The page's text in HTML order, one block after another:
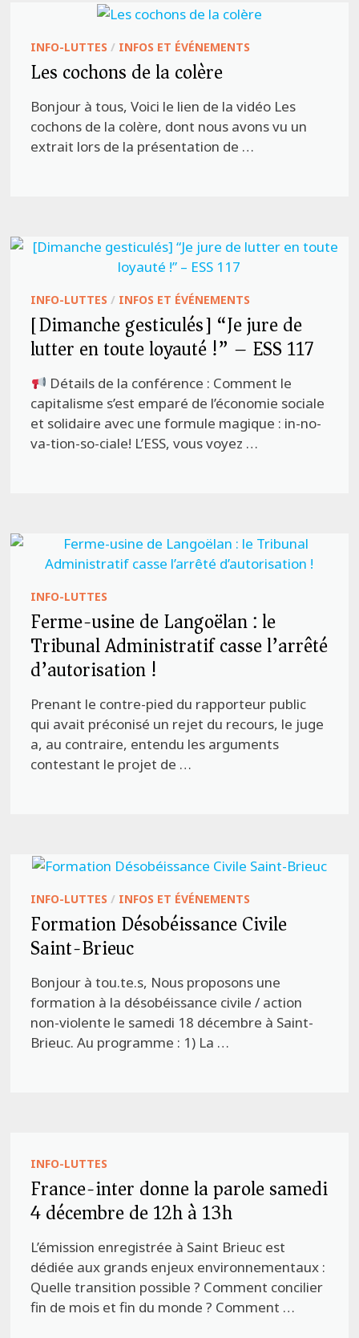
INFO-LUTTES / INFOS ET ÉVÉNEMENTS
Les cochons de la colère
Bonjour à tous, Voici le lien de la vidéo Les
cochons de la colère, dont nous avons vu un
extrait lors de la présentation de …
INFO-LUTTES / INFOS ET ÉVÉNEMENTS
[Dimanche gesticulés] “Je jure de
lutter en toute loyauté !” – ESS 117
Détails de la conférence : Comment le
capitalisme s’est emparé de l’économie sociale
et solidaire avec une formule magique : in-no-
va-tion-so-ciale! L’ESS, vous voyez …
INFO-LUTTES
Ferme-usine de Langoëlan : le
Tribunal Administratif casse l’arrêté
d’autorisation !
Prenant le contre-pied du rapporteur public
qui avait préconisé un rejet du recours, le juge
a, au contraire, entendu les arguments
contestant le projet de …
INFO-LUTTES / INFOS ET ÉVÉNEMENTS
Formation Désobéissance Civile
Saint-Brieuc
Bonjour à tou.te.s, Nous proposons une
formation à la désobéissance civile / action
non-violente le samedi 18 décembre à Saint-
Brieuc. Au programme : 1) La …
INFO-LUTTES
France-inter donne la parole samedi
4 décembre de 12h à 13h
L’émission enregistrée à Saint Brieuc est
dédiée aux grands enjeux environnementaux :
Quelle transition possible ? Comment concilier
fin de mois et fin du monde ? Comment …